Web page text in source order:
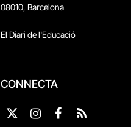
08010, Barcelona
El Diari de l'Educació
CONNECTA
X
Instagram
Facebook
RSS